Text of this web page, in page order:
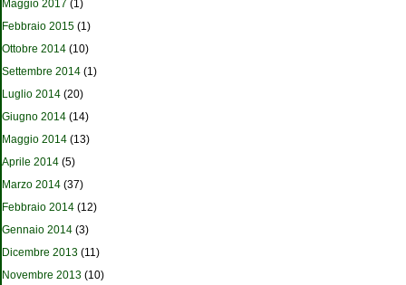
Maggio 2017 (1)
Febbraio 2015 (1)
Ottobre 2014 (10)
Settembre 2014 (1)
Luglio 2014 (20)
Giugno 2014 (14)
Maggio 2014 (13)
Aprile 2014 (5)
Marzo 2014 (37)
Febbraio 2014 (12)
Gennaio 2014 (3)
Dicembre 2013 (11)
Novembre 2013 (10)